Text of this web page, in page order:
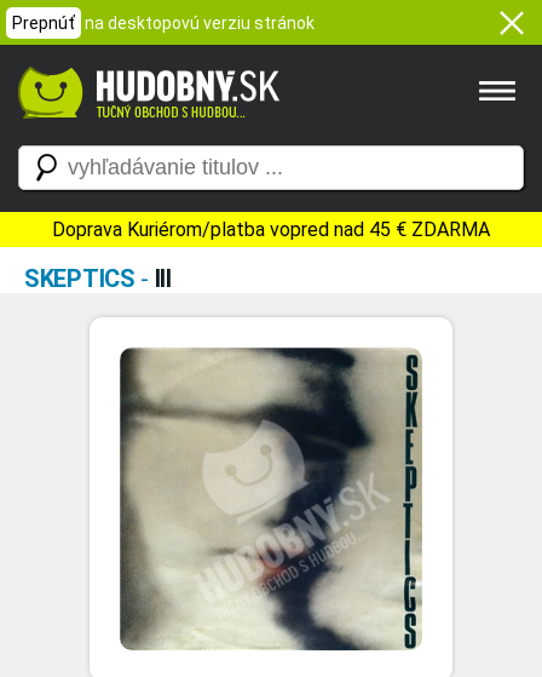
Prepnúť na desktopovú verziu stránok
Doprava Kuriérom/platba vopred nad 45 € ZDARMA
SKEPTICS - III